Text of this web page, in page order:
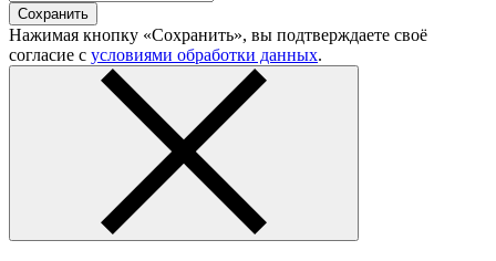
Сохранить
Нажимая кнопку «Сохранить», вы подтверждаете своё
согласие с условиями обработки данных.